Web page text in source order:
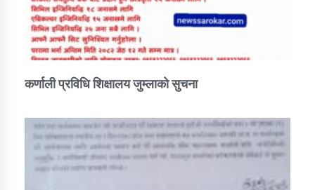
कर्णाली प्रविधि शिक्षालय जुम्लाको सुचना